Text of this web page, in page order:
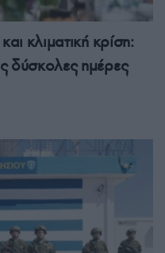
κλιματική κρίση:
δύσκολες ημέρες